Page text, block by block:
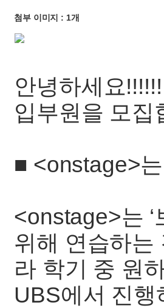
첨부 이미지 : 1개
안녕하세요
입부원을 모집
■ <onstage>
<onstage>는
위해 연습하는
라 학기 중 원
UBS에서 진